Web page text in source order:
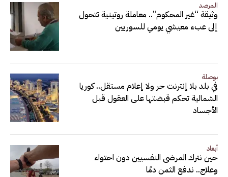
المرصد
وثيقة “غير المحكوم”.. معاملة روتينية تتحول
إلى عبء معيشي يومي للسوريين
بوصلة
في بلد بلا إنترنت حر ولا إعلام مستقل.. كوريا
الشمالية تحكم قبضتها على العقول قبل
الأجساد
أبعاد
حين نترك المرضى النفسيين دون احتواء
وعلاج.. ندفع الثمن دمًا